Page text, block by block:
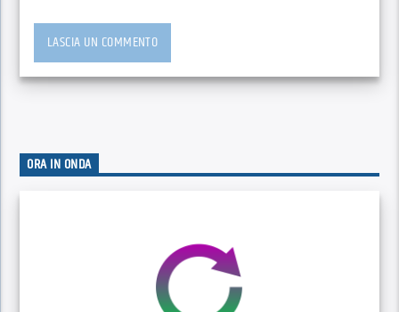
ORA IN ONDA